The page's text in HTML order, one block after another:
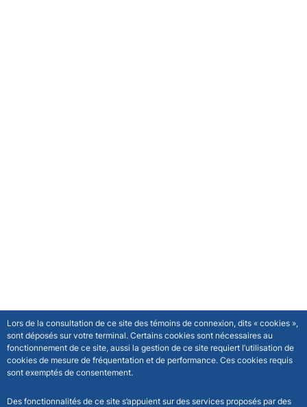
Lors de la consultation de ce site des témoins de connexion, dits « cookies »,
sont déposés sur votre terminal. Certains cookies sont nécessaires au
fonctionnement de ce site, aussi la gestion de ce site requiert l’utilisation de
cookies de mesure de fréquentation et de performance. Ces cookies requis
sont exemptés de consentement.
Des fonctionnalités de ce site s’appuient sur des services proposés par des